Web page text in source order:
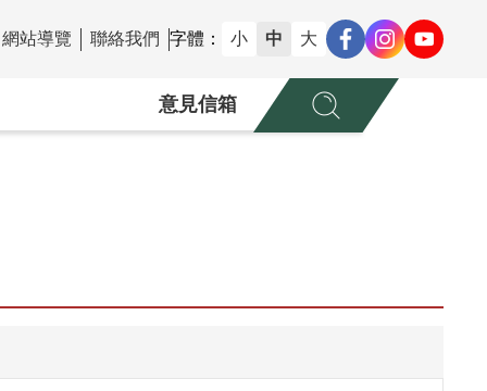
網站導覽 聯絡我們 字體： 小 中 大
意見信箱